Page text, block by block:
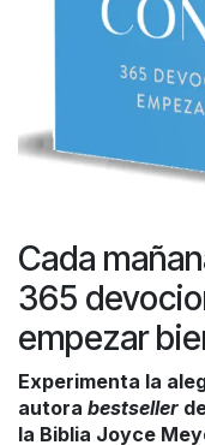
Cada
365
empezar
Experimenta la
autora bestseller
la Biblia Joyce